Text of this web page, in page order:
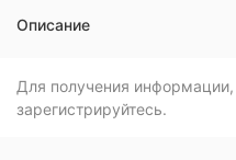
Описание
Для получения
зарегистрируйтесь.